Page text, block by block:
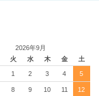
2026年9月
火 水 木 金 土
1 2 3 4 5
8 9 10 11 12